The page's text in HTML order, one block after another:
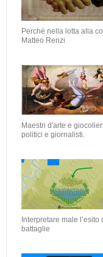
Perché nella lotta alla
Matteo Renzi
Maestri d'arte e
politici e giornalisti.
Interpretare male
battaglie